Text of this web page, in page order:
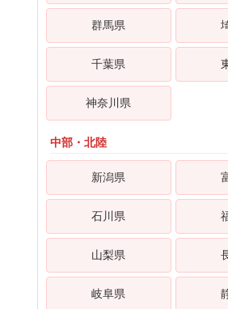
群馬県
千葉県
神奈川県
中部・北陸
新潟県
石川県
山梨県
岐阜県